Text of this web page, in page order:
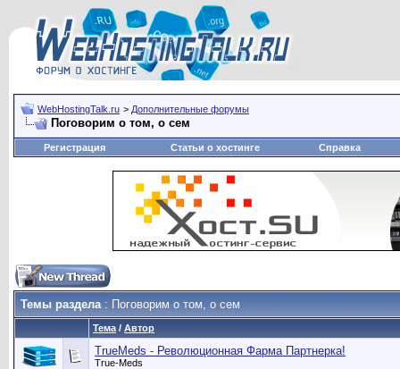
WebHostingTalk.ru > Дополнительные форумы
Поговорим о том, о сем
Регистрация Статьи о хостинге Справка
Темы раздела: Поговорим о том, о сем
Тема / Автор
TrueMeds - Революционная Фарма Партнерка!
True-Meds